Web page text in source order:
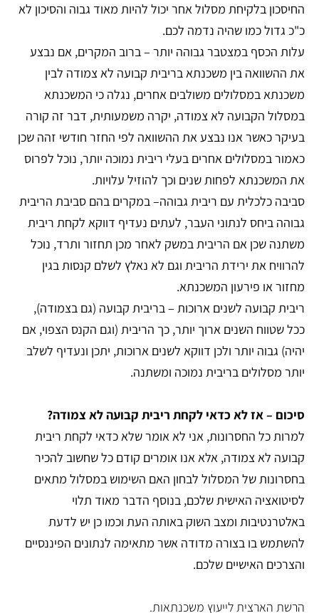
החיסכון בלקיחת מסלול אחר יכול להיות מאוד גבוה והסיכון לא
כ"כ גדול כמו שהיה נדמה לכם.
עלות הכסף במצטבר גבוהה יותר – ברוב המקרים, אם נבצע
את ההשוואה בין משכנתא בריבית קבועה לא צמודה לבין
משכנתא במסלולים משולבים אחרים, נגלה כי המשכנתא
במסלול הקבועה לא צמודה, יקרה משמעותית, דבר זה קורה
בעיקר כאשר אנו נבצע את ההשוואה לפי החזר חודשי זהה שכן
כאמור במסלולים אחרים בעלי ריבית נמוכה יותר, נוכל לפרוס
את המשכנתא לפחות שנים וכך להוזיל עלויות.
סביבה כלכלית עם ריבית גבוהה– במקרים בהם סביבת הריבית
גבוהה ביחס לנתוני העבר, לעתים נעדיף דווקא לקחת ריבית
משתנה שכן אם הריבית במשק לאחר מכן תחזור ותרד, נוכל
להרוויח את ירידת הריבית וגם לא נאלץ לשלם קנסות בגין
מחזור או פירעון המשכנתא.
ריבית קבועה לשנים ארוכות – בריבית קבועה (גם בצמודה),
ככל שטווח השנים ארוך יותר, כך הריבית (וגם הקנס הצפוי, אם
יהיה) גבוה יותר ולכן דווקא לשנים ארוכות, יתכן ונעדיף לשלב
יותר מסלולים בריבית נמוכה ומשתנה.
סיכום – אז לא כדאי לקחת ריבית קבועה לא צמודה?
למרות כל החסרונות, אני לא אומר שלא כדאי לקחת ריבית
קבועה לא צמודה, אלא אנו אומרים קודם כל שחשוב להכיר
בחסרונות של המסלול לבחון האם השימוש במסלול מתאים
לסיטואציה האישית שלכם, בנוסף הדבר מאוד תלוי
באלטרנטיבות ומצב השוק באותה העת וכמו כן יש לדעת
להשתמש בו בצורה מדודה אשר מתאימה לנתונים הפיננסיים
והצרכים האישיים שלכם.
הרשת הארצית לייעוץ משכנתאות.